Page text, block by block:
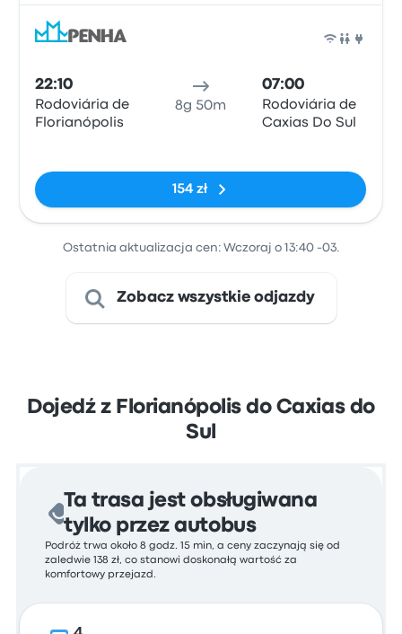
22:10
Rodoviária de
Florianópolis
8g 50m
07:00
Rodoviária de
Caxias Do Sul
154 zł
Ostatnia aktualizacja cen: Wczoraj o 13:40 -03.
Zobacz wszystkie odjazdy
Dojedź z Florianópolis do Caxias do
Sul
Ta trasa jest obsługiwana
tylko przez autobus
Podróż trwa około 8 godz. 15 min, a ceny zaczynają się od
zaledwie 138 zł, co stanowi doskonałą wartość za
komfortowy przejazd.